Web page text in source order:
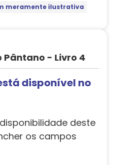
meramente ilustrativa
Pântano - Livro 4
disponível no
deste
os campos